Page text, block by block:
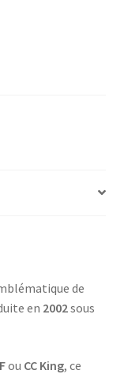
de
en 2002sous
ou CC King, ce